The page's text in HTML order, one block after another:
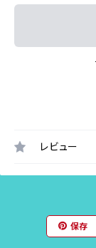
レビュー
保存